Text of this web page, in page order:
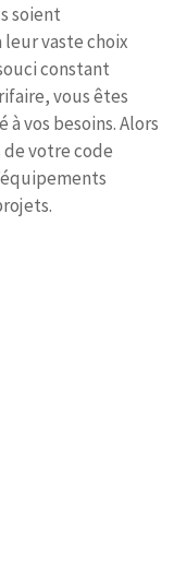
soient
leur vaste choix
constant
vous êtes
vos besoins. Alors
votre code